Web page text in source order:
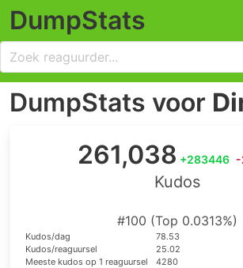
DumpStats
DumpStats voor
261,038 +283446 -
Kudos
#100 (Top 0.0313%)
Kudos/dag
78.53
Kudos/reaguursel
25.02
Meeste kudos op 1 reaguursel
4280